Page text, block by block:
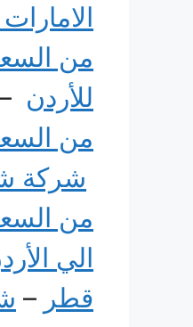
من
للأردن
من
شركة
من
الي
قطر –